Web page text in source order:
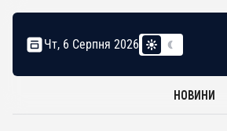
Чт, 6 Серпня 2026
НОВИНИ